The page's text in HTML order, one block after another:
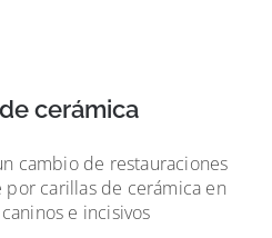
cerámica
cambio de restauraciones
carillas de cerámica en
e incisivos